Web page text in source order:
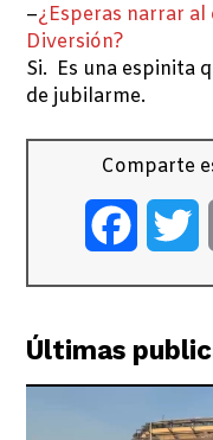
–¿Esperas narrar
Diversión?
Si. Es una espinita
de jubilarme.
Comparte
Últimas